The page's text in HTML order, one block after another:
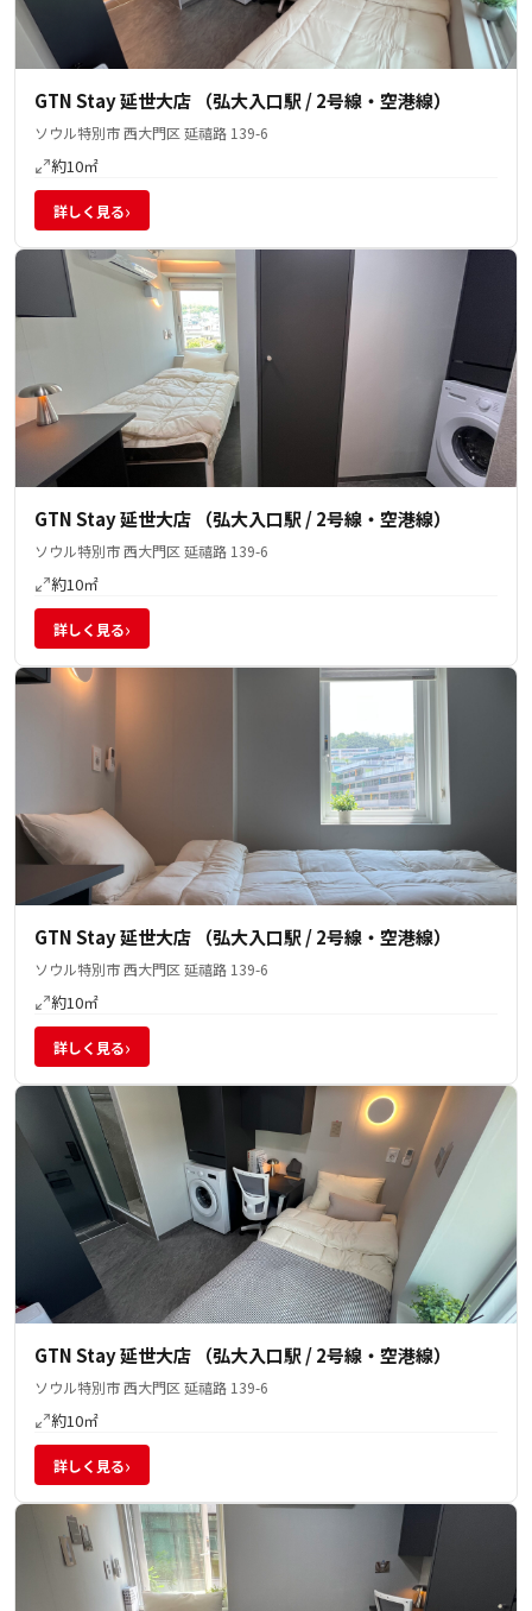
GTN Stay 延世大店 （弘大入口駅 / 2号線・空港線）
ソウル特別市 西大門区 延禧路 139-6
約10㎡
詳しく見る›
GTN Stay 延世大店 （弘大入口駅 / 2号線・空港線）
ソウル特別市 西大門区 延禧路 139-6
約10㎡
詳しく見る›
GTN Stay 延世大店 （弘大入口駅 / 2号線・空港線）
ソウル特別市 西大門区 延禧路 139-6
約10㎡
詳しく見る›
GTN Stay 延世大店 （弘大入口駅 / 2号線・空港線）
ソウル特別市 西大門区 延禧路 139-6
約10㎡
詳しく見る›